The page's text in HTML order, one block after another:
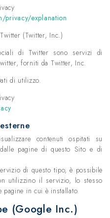
privacy/explanation
(Twitter, Inc.)
di Twitter sono servizi di
forniti da Twitter, Inc.
di utilizzo.
contenuti ospitati su
pagine di questo Sito e di
di questo tipo, è possibile
utilizzino il servizio, lo stesso
in cui è installato.
(Google Inc.)